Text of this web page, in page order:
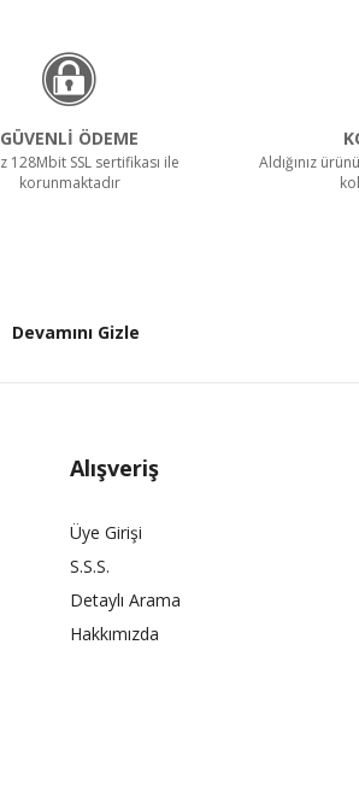
GÜVENLİ ÖDEME
128Mbit SSL sertifikası ile
korunmaktadır
Aldığınız
Devamını Gizle
Alışveriş
Üye Girişi
S.S.S.
Detaylı Arama
Hakkımızda